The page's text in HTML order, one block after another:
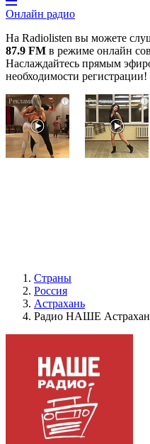
Онлайн радио
На Radiolisten вы можете
87.9 FM в режиме онлайн
Наслаждайтесь прямым
необходимости регистрации!
i
Ролик
длится
пару
секунд,
но
i
Страны
Россия
Астрахань
Радио НАШЕ